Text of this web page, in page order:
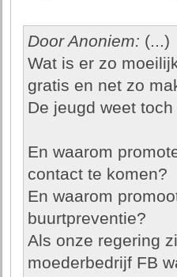
Door Anoniem: (...)
Wat is er zo
gratis en net zo
De jeugd weet
En waarom
contact te komen?
En waarom
buurtpreventie?
Als onze regering
moederbedrijf FB